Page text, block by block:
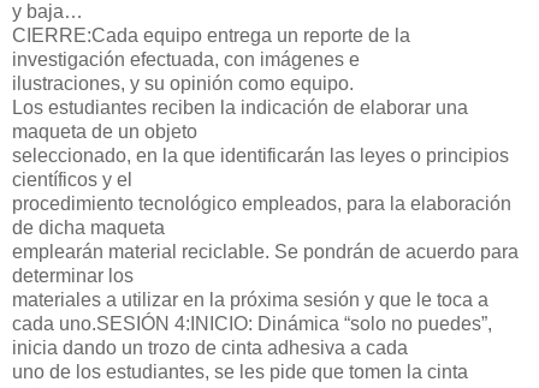
y baja…
CIERRE:Cada equipo entrega un reporte de la
investigación efectuada, con imágenes e
ilustraciones, y su opinión como equipo.
Los estudiantes reciben la indicación de elaborar una
maqueta de un objeto
seleccionado, en la que identificarán las leyes o principios
científicos y el
procedimiento tecnológico empleados, para la elaboración
de dicha maqueta
emplearán material reciclable. Se pondrán de acuerdo para
determinar los
materiales a utilizar en la próxima sesión y que le toca a
cada uno.SESIÓN 4: INICIO: Dinámica “solo no puedes”,
inicia dando un trozo de cinta adhesiva a cada
uno de los estudiantes, se les pide que tomen la cinta